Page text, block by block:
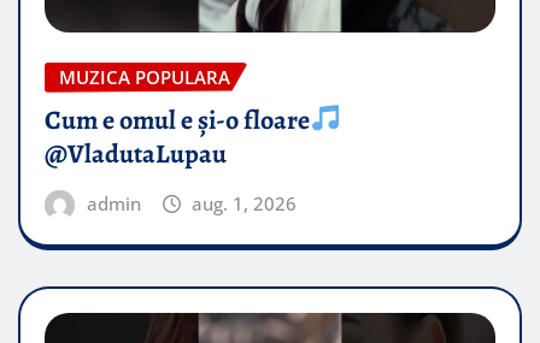
MUZICA POPULARA
Cum e omul e și-o floare
@VladutaLupau
admin aug. 1, 2026